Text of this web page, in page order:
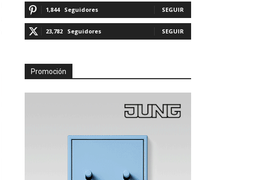
1,844 Seguidores SEGUIR
23,782 Seguidores SEGUIR
Promoción